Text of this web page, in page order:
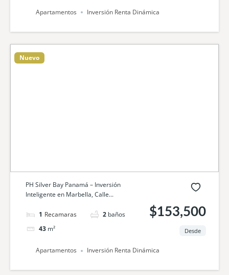
Apartamentos Inversión Renta Dinámica
Nuevo
PH Silver Bay Panamá – Inversión
Inteligente en Marbella, Calle...
1 cama 2 baños
43 m²
$153,500
Desde
Apartamentos Inversión Renta Dinámica